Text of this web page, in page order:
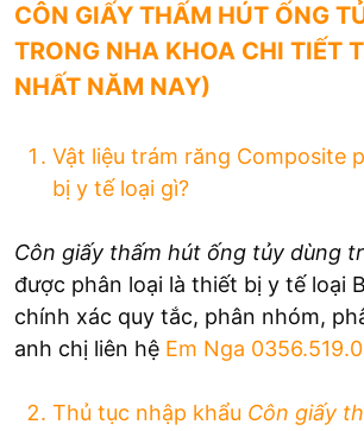
CÔN GIẤY THẤM HÚT ỐNG
TRONG NHA KHOA CHI TIẾT
NHẤT NĂM NAY)
Vật liệu trám răng Composite
bị y tế loại gì?
Côn giấy thấm hút ống tủy dùng
được phân loại là thiết bị y tế loại
chính xác quy tắc, phân nhóm,
anh chị liên hệ Em Nga
Thủ tục nhập khẩu Côn giấy